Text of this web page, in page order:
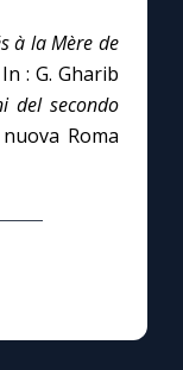
à la Mère de
: G. Gharib
del secondo
Roma